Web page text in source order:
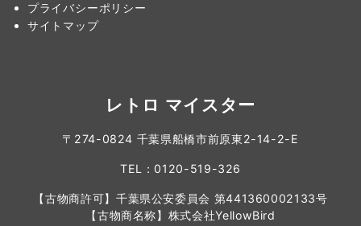
プライバシーポリシー
サイトマップ
レトロ マイスター
〒274-0824 千葉県船橋市前原東2-14-2-E
TEL：0120-519-326
【古物商許可】千葉県公安委員会 第441360002133号
【古物商名称】株式会社YellowBird